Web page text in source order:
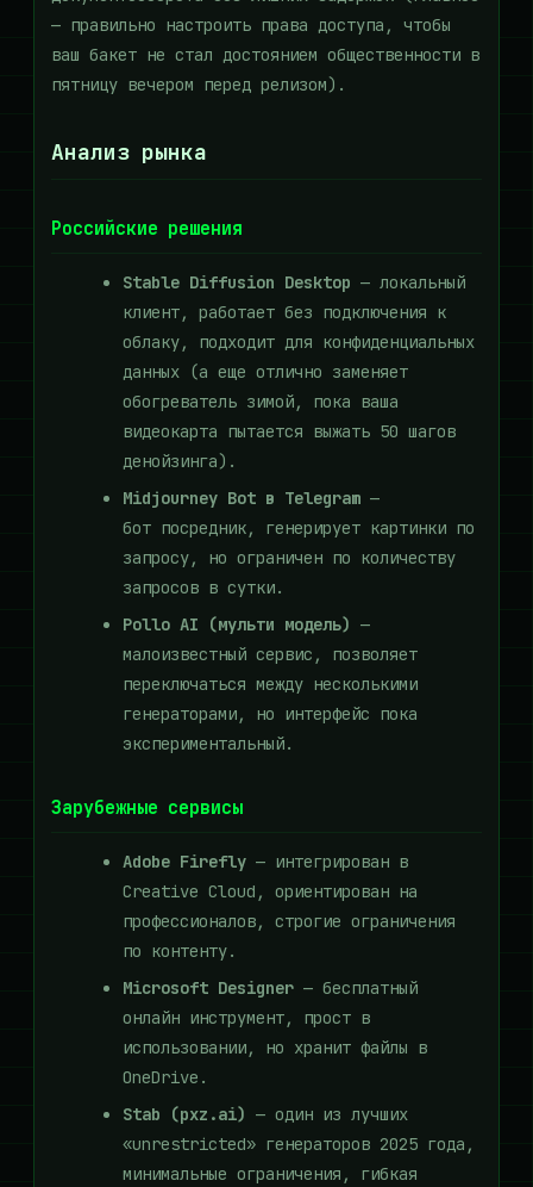
— правильно настроить права доступа, чтобы
ваш бакет не стал достоянием общественности в
пятницу вечером перед релизом).
Анализ рынка
Российские решения
Stable Diffusion Desktop — локальный
клиент, работает без подключения к
облаку, подходит для конфиденциальных
данных (а еще отлично заменяет
обогреватель зимой, пока ваша
видеокарта пытается выжать 50 шагов
денойзинга).
Midjourney Bot в Telegram —
бот посредник, генерирует картинки по
запросу, но ограничен по количеству
запросов в сутки.
Pollo AI (мульти модель) —
малоизвестный сервис, позволяет
переключаться между несколькими
генераторами, но интерфейс пока
экспериментальный.
Зарубежные сервисы
Adobe Firefly — интегрирован в
Creative Cloud, ориентирован на
профессионалов, строгие ограничения
по контенту.
Microsoft Designer — бесплатный
онлайн инструмент, прост в
использовании, но хранит файлы в
OneDrive.
Stab (pxz.ai) — один из лучших
«unrestricted» генераторов 2025 года,
минимальные ограничения, гибкая